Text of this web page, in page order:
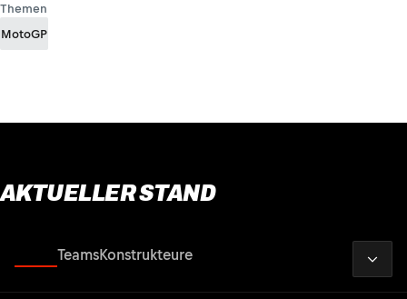
Themen
MotoGP
AKTUELLER STAND
TeamsKonstrukteure